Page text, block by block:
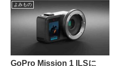
よみもの
GoPro Mission 1 ILSに